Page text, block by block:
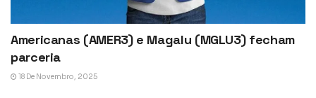
Americanas (AMER3) e Magalu (MGLU3) fecham
parceria
18 De Novembro, 2025